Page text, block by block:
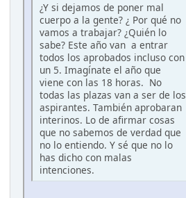
¿Y si dejamos de poner mal
cuerpo a la gente? ¿ Por qué no
vamos a trabajar? ¿Quién lo
sabe? Este año van a entrar
todos los aprobados incluso con
un 5. Imagínate el año que
viene con las 18 horas. No
todas las plazas van a ser de los
aspirantes. También aprobaran
interinos. Lo de afirmar cosas
que no sabemos de verdad que
no lo entiendo. Y sé que no lo
has dicho con malas
intenciones.